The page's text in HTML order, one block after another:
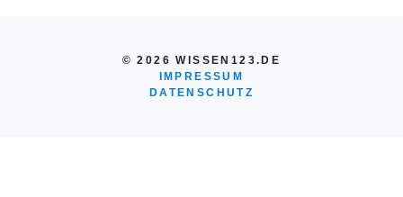
© 2026 WISSEN123.DE
IMPRESSUM
DATENSCHUTZ